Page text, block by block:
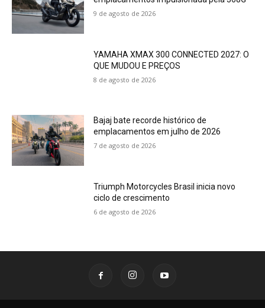
9 de agosto de 2026
YAMAHA XMAX 300 CONNECTED 2027: O
QUE MUDOU E PREÇOS
8 de agosto de 2026
Bajaj bate recorde histórico de
emplacamentos em julho de 2026
7 de agosto de 2026
Triumph Motorcycles Brasil inicia novo
ciclo de crescimento
6 de agosto de 2026